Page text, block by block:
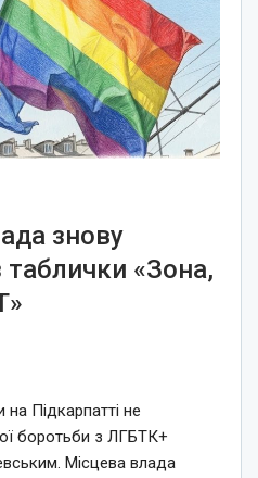
знову
таблички «Зона,
Підкарпатті не
боротьби з ЛГБТК+
Місцева влада